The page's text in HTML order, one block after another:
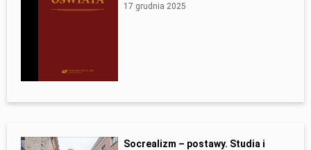
17 grudnia 2025
Socrealizm – postawy. Studia i